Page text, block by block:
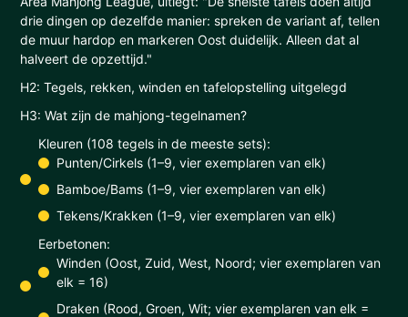
drie dingen op dezelfde manier: spreken de variant af, tellen
de muur hardop en markeren Oost duidelijk. Alleen dat al
halveert de opzettijd."
H2: Tegels, rekken, winden en tafelopstelling uitgelegd
H3: Wat zijn de mahjong-tegelnamen?
Kleuren (108 tegels in de meeste sets):
Punten/Cirkels (1–9, vier exemplaren van elk)
Bamboe/Bams (1–9, vier exemplaren van elk)
Tekens/Krakken (1–9, vier exemplaren van elk)
Eerbetonen:
Winden (Oost, Zuid, West, Noord; vier exemplaren van
elk = 16)
Draken (Rood, Groen, Wit; vier exemplaren van elk =